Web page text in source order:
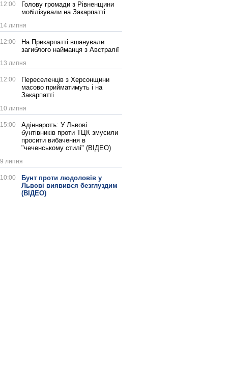
12:00
Голову громади з Рівненщини
мобілізували на Закарпатті
14 липня
12:00
На Прикарпатті вшанували
загиблого найманця з Австралії
13 липня
12:00
Переселенців з Херсонщини
масово прийматимуть і на
Закарпатті
10 липня
15:00
Адіннаротъ: У Львові
бунтівників проти ТЦК змусили
просити вибачення в
"чеченському стилі" (ВІДЕО)
9 липня
10:00
Бунт проти людоловів у
Львові виявився безглуздим
(ВІДЕО)